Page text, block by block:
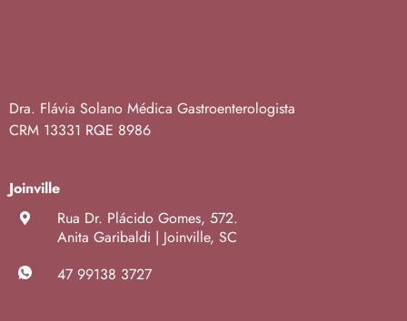
Dra. Flávia Solano Médica Gastroenterologista
CRM 13331 RQE 8986
Joinville
Rua Dr. Plácido Gomes, 572.
Anita Garibaldi | Joinville, SC
47 99138 3727